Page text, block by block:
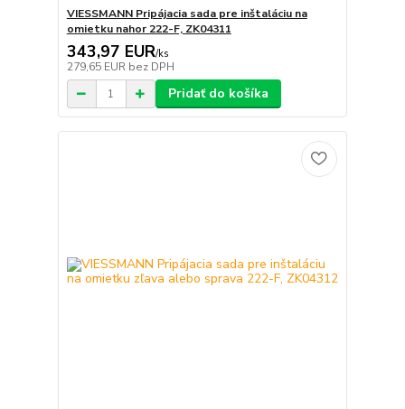
VIESSMANN Pripájacia sada pre inštaláciu na
omietku nahor 222-F, ZK04311
343,97 EUR/ks
279,65 EUR bez DPH
Pridať do košíka